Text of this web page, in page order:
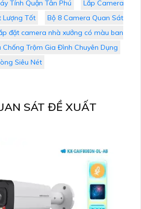
Tính Quận Tân Phú
Lắp Camera
Lượng Tốt
Bộ 8 Camera Quan Sát
đặt camera nhà xưởng có màu ban
Trộm Gia Đình Chuyên Dụng
Siêu Nét
SÁT ĐỀ XUẤT